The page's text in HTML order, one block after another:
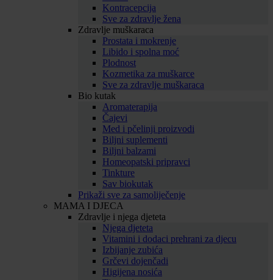
Kontracepcija
Sve za zdravlje žena
Zdravlje muškaraca
Prostata i mokrenje
Libido i spolna moć
Plodnost
Kozmetika za muškarce
Sve za zdravlje muškaraca
Bio kutak
Aromaterapija
Čajevi
Med i pčelinji proizvodi
Biljni suplementi
Biljni balzami
Homeopatski pripravci
Tinkture
Sav biokutak
Prikaži sve za samoliječenje
MAMA I DJECA
Zdravlje i njega djeteta
Njega djeteta
Vitamini i dodaci prehrani za djecu
Izbijanje zubića
Grčevi dojenčadi
Higijena nosića